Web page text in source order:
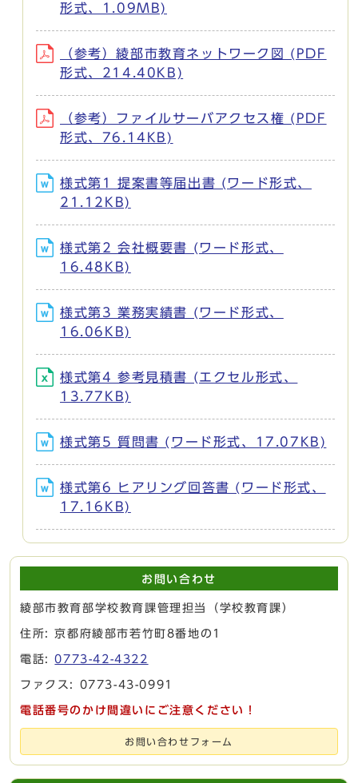
形式、1.09MB)
（参考）綾部市教育ネットワーク図 (PDF
形式、214.40KB)
（参考）ファイルサーバアクセス権 (PDF
形式、76.14KB)
様式第1 提案書等届出書 (ワード形式、
21.12KB)
様式第2 会社概要書 (ワード形式、
16.48KB)
様式第3 業務実績書 (ワード形式、
16.06KB)
様式第4 参考見積書 (エクセル形式、
13.77KB)
様式第5 質問書 (ワード形式、17.07KB)
様式第6 ヒアリング回答書 (ワード形式、
17.16KB)
お問い合わせ
綾部市教育部学校教育課管理担当（学校教育課）
住所: 京都府綾部市若竹町8番地の1
電話:0773-42-4322
ファクス: 0773-43-0991
電話番号のかけ間違いにご注意ください！
お問い合わせフォーム